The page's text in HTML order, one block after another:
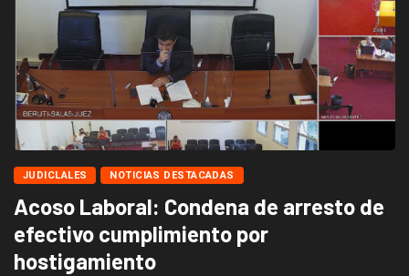
JUDICLALES NOTICIAS DESTACADAS
Acoso Laboral: Condena de arresto de
efectivo cumplimiento por
hostigamiento